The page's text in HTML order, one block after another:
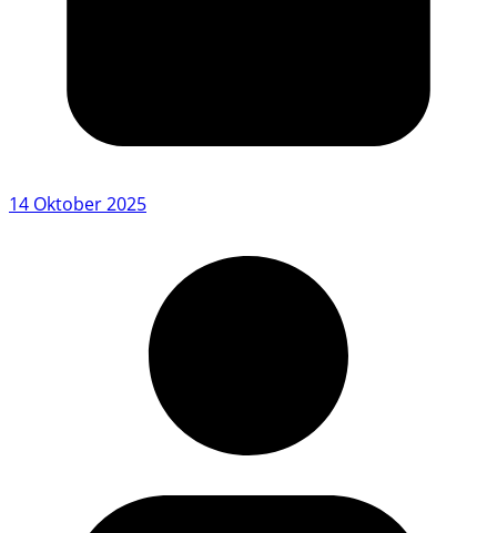
14 Oktober 2025